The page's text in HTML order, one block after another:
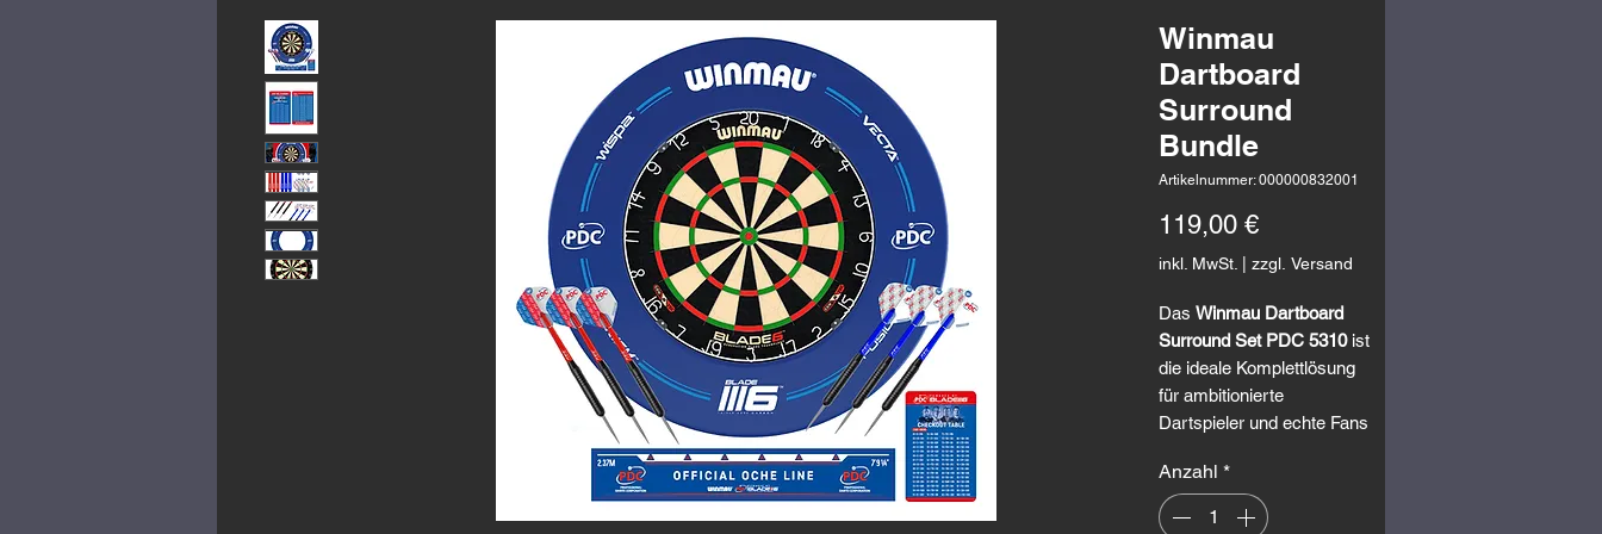
Winmau
Dartboard
Surround
Bundle
Artikelnummer: 000000832001
119,00 €Preis
inkl. MwSt. zzgl. Versand
Das Winmau Dartboard
Surround Set PDC 5310ist
die ideale Komplettlösung
für ambitionierte
Dartspieler und echte Fans
Dartsports. Entwickelt in
Zusammenarbeit mit der
Anzahl *